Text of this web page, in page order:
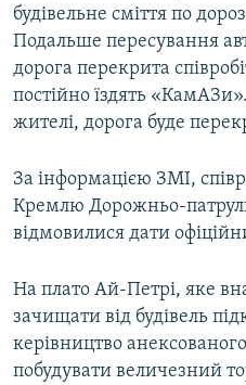
будівельне сміття по
Подальше пересування
дорога перекрита
постійно їздять
жителі, дорога буде
За інформацією ЗМІ,
Кремлю Дорожньо-
відмовилися дати
На плато Ай-Петрі, яке
зачищати від будівель
керівництво
побудувати величезний